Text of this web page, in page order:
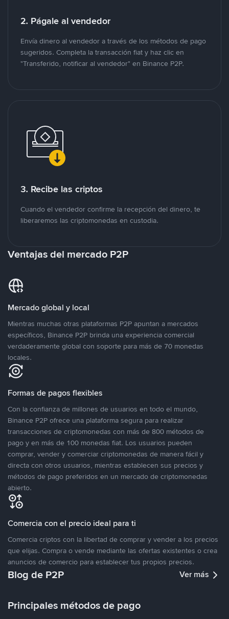
2. Págale al vendedor
Envía dinero al vendedor a través de los métodos de pago
sugeridos. Completa la transacción fiat y haz clic en
"Transferido, notificar al vendedor" en Binance P2P.
3. Recibe las criptos
Cuando el vendedor confirme la recepción del dinero, te
liberaremos las criptomonedas en custodia.
Ventajas del mercado P2P
Mercado global y local
Mientras muchas otras plataformas P2P apuntan a mercados
específicos, Binance P2P brinda una experiencia comercial
verdaderamente global con soporte para más de 70 monedas
locales.
Formas de pagos flexibles
Con la confianza de millones de usuarios en todo el mundo,
Binance P2P ofrece una plataforma segura para realizar
transacciones de criptomonedas con más de 800 métodos de
pago y en más de 100 monedas fiat. Los usuarios pueden
comprar, vender y comerciar criptomonedas de manera fácil y
directa con otros usuarios, mientras establecen sus precios y
métodos de pago preferidos en un mercado de criptomonedas
abierto.
Comercia con el precio ideal para ti
Comercia criptos con la libertad de comprar y vender a los precios
que elijas. Compra o vende mediante las ofertas existentes o crea
anuncios de comercio para establecer tus propios precios.
Blog de P2P Ver más
Principales métodos de pago